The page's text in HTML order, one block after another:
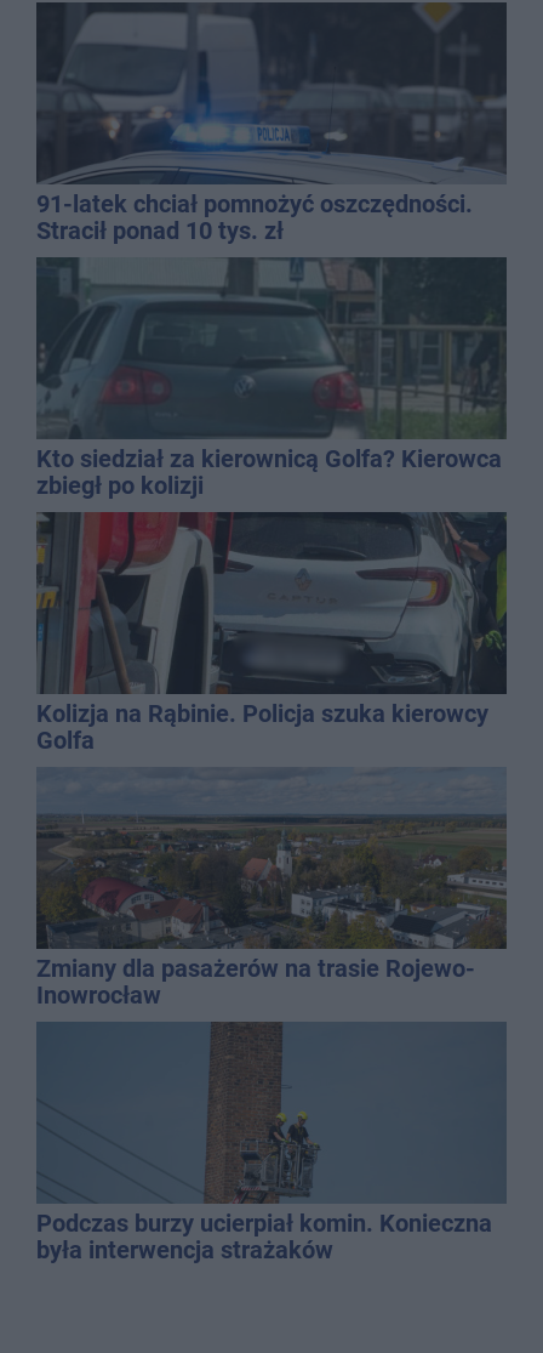
91-latek chciał pomnożyć oszczędności.
Stracił ponad 10 tys. zł
Kto siedział za kierownicą Golfa? Kierowca
zbiegł po kolizji
Kolizja na Rąbinie. Policja szuka kierowcy
Golfa
Zmiany dla pasażerów na trasie Rojewo-
Inowrocław
Podczas burzy ucierpiał komin. Konieczna
była interwencja strażaków